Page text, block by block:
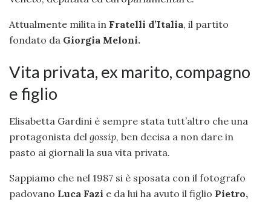
Attualmente milita in Fratelli d’Italia, il partito
fondato da Giorgia Meloni.
Vita privata, ex marito, compagno
e figlio
Elisabetta Gardini è sempre stata tutt’altro che una
protagonista del gossip, ben decisa a non dare in
pasto ai giornali la sua vita privata.
Sappiamo che nel 1987 si è sposata con il fotografo
padovano Luca Fazi e da lui ha avuto il figlio Pietro,